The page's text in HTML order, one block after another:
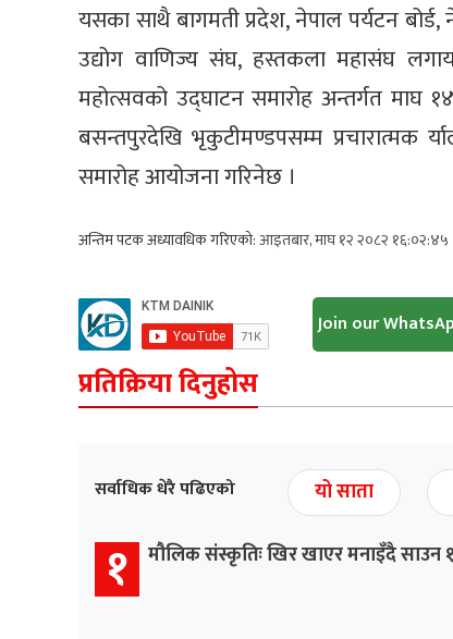
यसका साथै बागमती प्रदेश, नेपाल पर्यटन
उद्योग वाणिज्य संघ, हस्तकला महासंघ
महोत्सवको उद्घाटन समारोह अन्तर्गत माघ
बसन्तपुरदेखि भृकुटीमण्डपसम्म प्रचारात्मक
समारोह आयोजना गरिनेछ ।
अन्तिम पटक अध्यावधिक गरिएको:आइतबार, माघ १२ २०८२ १६:०२:४५
Join our
प्रतिक्रिया दिनुहोस
सर्वाधिक धेरै पढिएको यो साता
१ मौलिक संस्कृतिः खिर खाएर मनाइँदै साउन